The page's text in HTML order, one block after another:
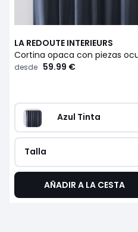
LA REDOUTE INTERIEURS
desde 59.99 €
Azul Tinta
Talla
AÑADIR A LA CESTA